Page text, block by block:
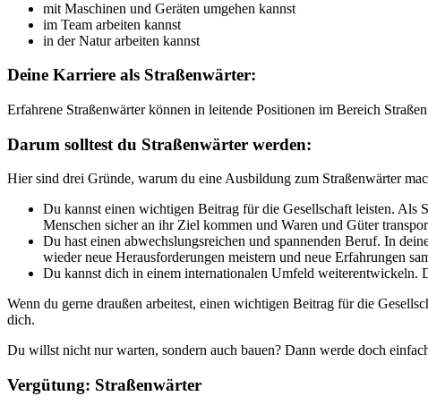
mit Maschinen und Geräten umgehen kannst
im Team arbeiten kannst
in der Natur arbeiten kannst
Deine Karriere als Straßenwärter:
Erfahrene Straßenwärter können in leitende Positionen im Bereich
Darum solltest du Straßenwärter werden:
Hier sind drei Gründe, warum du eine Ausbildung zum Straßenwärter
Du kannst einen wichtigen Beitrag für die Gesellschaft leisten. Als
Menschen sicher an ihr Ziel kommen und Waren und Güter
Du hast einen abwechslungsreichen und spannenden Beruf. In
wieder neue Herausforderungen meistern und neue Erfahrungen
Du kannst dich in einem internationalen Umfeld weiterentwickeln.
Wenn du gerne draußen arbeitest, einen wichtigen Beitrag für die
dich.
Du willst nicht nur warten, sondern auch bauen? Dann werde doch
Vergütung: Straßenwärter